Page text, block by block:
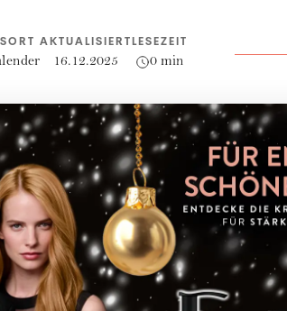
AKTUALISIERT
16.12.2025
LESEZEIT
0 min